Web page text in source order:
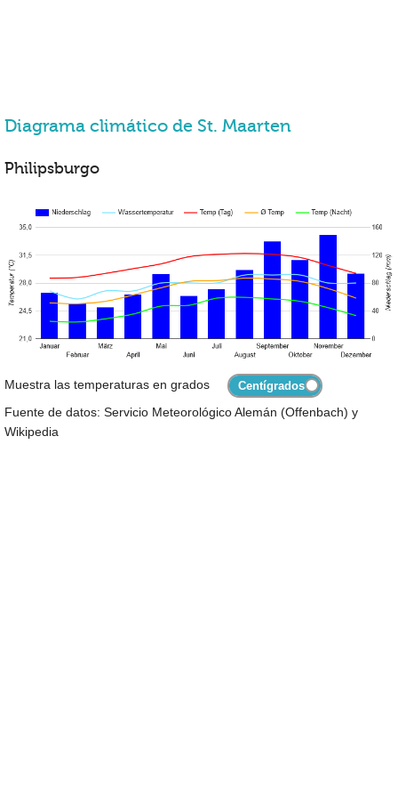
Diagrama climático de St. Maarten
Philipsburgo
Muestra las temperaturas en grados
Fuente de datos: Servicio Meteorológico Alemán (Offenbach) y
Wikipedia